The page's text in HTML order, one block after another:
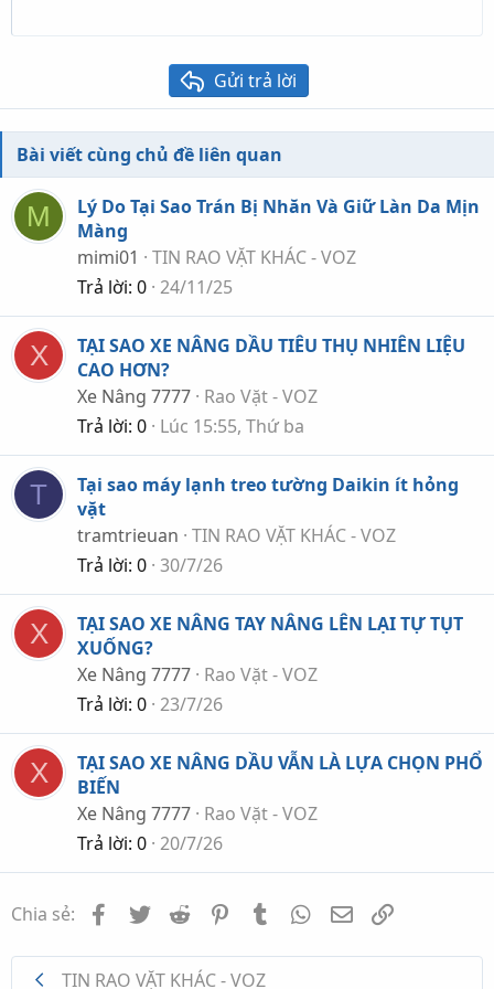
Trebuchet MS
Verdana
Gửi trả lời
Bài viết cùng chủ đề liên quan
M
Lý Do Tại Sao Trán Bị Nhăn Và Giữ Làn Da Mịn
Màng
mimi01
TIN RAO VẶT KHÁC - VOZ
Trả lời 0 24/11/25
X
TẠI SAO XE NÂNG DẦU TIÊU THỤ NHIÊN LIỆU
CAO HƠN?
Xe Nâng 7777 Rao Vặt - VOZ
Trả lời 0 Lúc 15:55, Thứ ba
T
Tại sao máy lạnh treo tường Daikin ít hỏng
vặt
tramtrieuan TIN RAO VẶT KHÁC - VOZ
Trả lời 0 30/7/26
X
TẠI SAO XE NÂNG TAY NÂNG LÊN LẠI TỰ TỤT
XUỐNG?
Xe Nâng 7777 Rao Vặt - VOZ
Trả lời 0 23/7/26
X
TẠI SAO XE NÂNG DẦU VẪN LÀ LỰA CHỌN PHỔ
BIẾN
Xe Nâng 7777 Rao Vặt - VOZ
Trả lời 0 20/7/26
Chia sẻ: Facebook
TwitterReddit PinterestTumblrWhatsApp
Email
TIN RAO VẶT KHÁC - VOZ